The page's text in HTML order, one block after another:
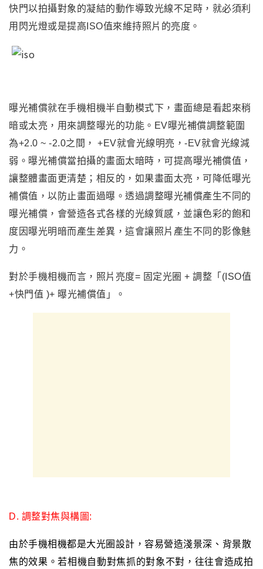
快門以拍攝對象的凝結的動作導致光線不足時 ，就必須利
用閃光燈或是提高 ISO值來維持照片的亮度 。
曝光補償就在手機相機半自動模式下，畫面總是看起來稍
暗或太亮，用來調整曝光的功能。EV曝光補償調整範圍
為+2.0 ~ -2.0之間 ， +EV就會光線明亮，-EV就會光線減
弱。 曝光補償當拍攝的畫面太暗時，可提高曝光補償值，
讓整體畫面更清楚；相反的，如果畫面太亮，可降低曝光
補償值，以防止畫面過曝。 透過調整曝光補償產生不同的
曝光補償，會營造各式各樣的光線質感，並讓色彩的飽和
度因曝光明暗而產生差異，這會讓照片產生不同的影像魅
力。
對於手機相機而言 ， 照片亮度= 固定光圈 + 調整 「(ISO值
+快門值 )+ 曝光補償值 」 。
D. 調整對焦與構圖:
由於手機相機都是大光圈設計 ，容易營造淺景深 、 背景散
焦的效果 。若相機自動對焦抓的對象不對 ，往往會造成拍